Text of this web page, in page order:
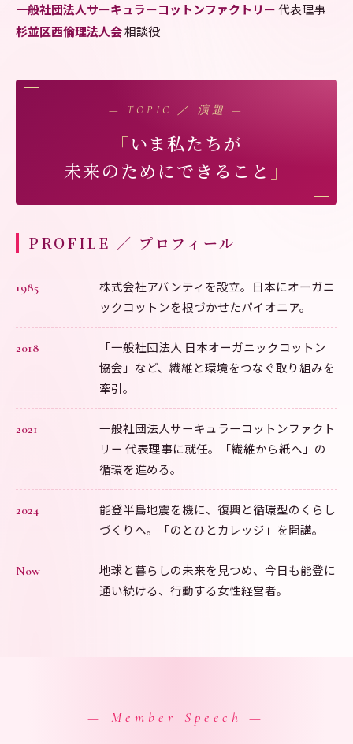
一般社団法人サーキュラーコットンファクトリー代表理事
杉並区西倫理法人会相談役
— TOPIC ／ 演題 —
「いま私たちが
未来のためにできること 」
PROFILE ／ プロフィール
1985
株式会社アバンティを設立。日本にオーガニ
ックコットンを根づかせたパイオニア。
2018
「一般社団法人 日本オーガニックコットン
協会」など、繊維と環境をつなぐ取り組みを
牽引。
2021
一般社団法人サーキュラーコットンファクト
リー 代表理事に就任。「繊維から紙へ」の
循環を進める。
2024
能登半島地震を機に、復興と循環型のくらし
づくりへ。「のとひとカレッジ」を開講。
Now
地球と暮らしの未来を見つめ、今日も能登に
通い続ける、行動する女性経営者。
— Member Speech —